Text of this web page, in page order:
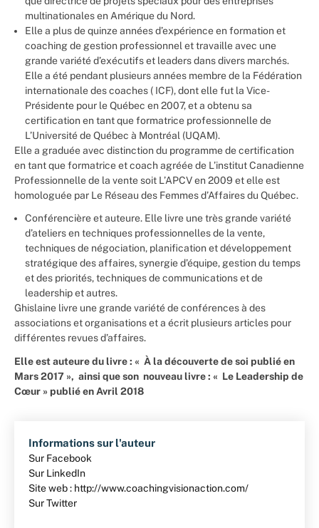
multinationales en Amérique du Nord.
Elle a plus de quinze années d’expérience en formation et
coaching de gestion professionnel et travaille avec une
grande variété d’exécutifs et leaders dans divers marchés.
Elle a été pendant plusieurs années membre de la Fédération
internationale des coaches ( ICF), dont elle fut la Vice-
Présidente pour le Québec en 2007, et a obtenu sa
certification en tant que formatrice professionnelle de
L’Université de Québec à Montréal (UQAM).
Elle a graduée avec distinction du programme de certification
en tant que formatrice et coach agréée de L’institut Canadienne
Professionnelle de la vente soit L’APCV en 2009 et elle est
homologuée par Le Réseau des Femmes d’Affaires du Québec.
Conférencière et auteure. Elle livre une très grande variété
d’ateliers en techniques professionnelles de la vente,
techniques de négociation, planification et développement
stratégique des affaires, synergie d’équipe, gestion du temps
et des priorités, techniques de communications et de
leadership et autres.
Ghislaine livre une grande variété de conférences à des
associations et organisations et a écrit plusieurs articles pour
différentes revues d’affaires.
Elle est auteure du livre : « À la découverte de soi publié en
Mars 2017 », ainsi que son nouveau livre : « Le Leadership de
Cœur » publié en Avril 2018
Informations sur l'auteur
Sur Facebook
Sur LinkedIn
Site web : http://www.coachingvisionaction.com/
Sur Twitter